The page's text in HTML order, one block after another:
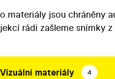
materiály jsou chráněny
rádi zašleme snímky
Vizuální materiály 4